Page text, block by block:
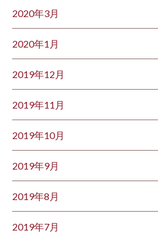
2020年3月
2020年1月
2019年12月
2019年11月
2019年10月
2019年9月
2019年8月
2019年7月